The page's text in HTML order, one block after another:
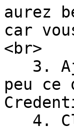
aurez
car
<br>
peu